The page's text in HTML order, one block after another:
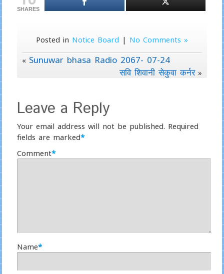
SHARES
Posted in Notice Board | No Comments »
« Sunuwar bhasa Radio 2067- 07-24
सवि शिवानी सेकुवा कर्नर»
Leave a Reply
Your email address will not be published. Required
fields are marked*
Comment*
Name*